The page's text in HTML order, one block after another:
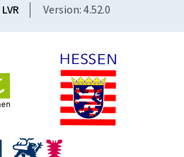
LVR Version: 4.52.0